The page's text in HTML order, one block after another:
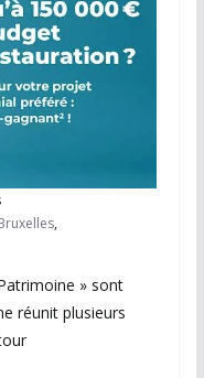
,
» sont
réunit plusieurs